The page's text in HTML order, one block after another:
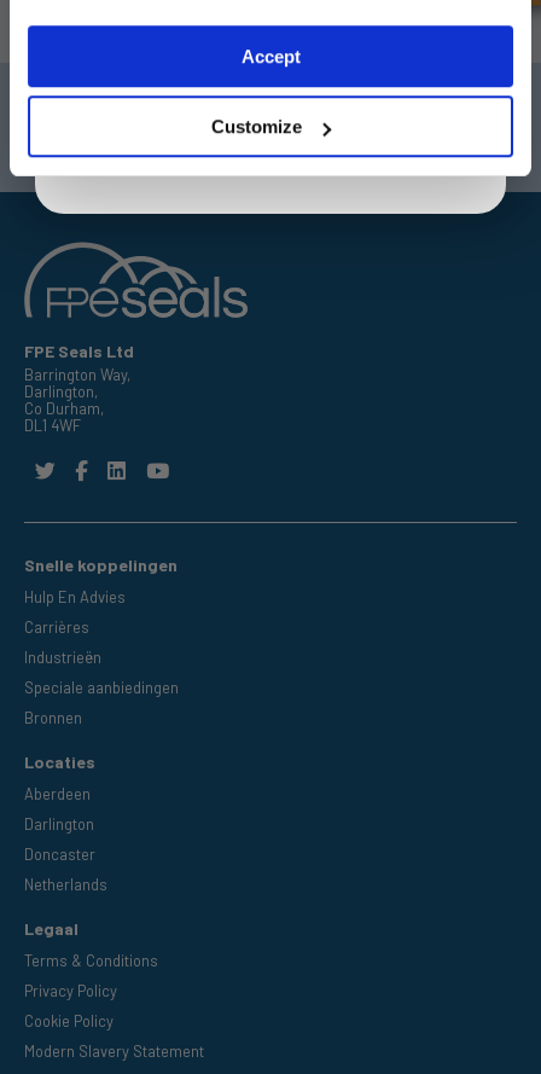
Accept
Customize
Darlington
+44 (0) 1325 282732
Email:sales@fpeseals.com
Doncaster
Telefoon:
Email:doncaster@fpeseals.com
FPE Seals Ltd
Barrington Way,
Darlington,
Co Durham,
DL1 4WF
Snelle koppelingen
Hulp En Advies
Carrières
Industrieën
Speciale aanbiedingen
Bronnen
Locaties
Aberdeen
Darlington
Doncaster
Netherlands
Legaal
Terms & Conditions
Privacy Policy
Cookie Policy
Modern Slavery Statement
By entering your email address you are agreeing to our
privacy policy.